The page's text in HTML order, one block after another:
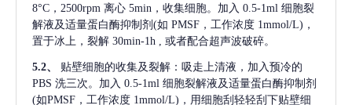
8°C，2500rpm 离心 5min，收集细胞。加入 0.5-1ml 细胞裂
解液及适量蛋白酶抑制剂(如 PMSF，工作浓度 1mmol/L)，
置于冰上，裂解 30min-1h , 或者配合超声波破碎。
5.2、
贴壁细胞的收集及裂解：吸走上清液，加入预冷的
PBS 洗三次。加入 0.5-1ml 细胞裂解液及适量蛋白酶抑制剂
(如PMSF，工作浓度 1mmol/L)，用细胞刮轻轻刮下贴壁细